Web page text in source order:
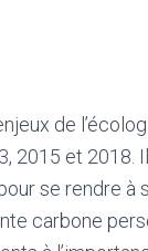
de
2015 et 2018.
se rendre à
carbone